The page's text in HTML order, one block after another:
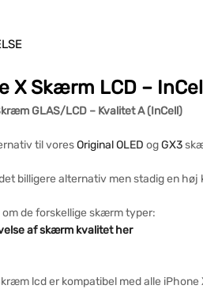
X Skærm LCD –
GLAS/LCD – Kvalitet A (InCell)
til voresOriginal OLED ogGX3
billigere alternativ men stadig en
om de forskellige skærm typer:
af skærm kvalitet her
lcd er kompatibel med alle iPhone